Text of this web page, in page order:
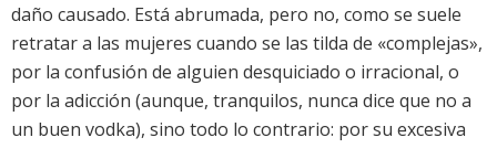
daño causado. Está abrumada, pero no, como se suele
retratar a las mujeres cuando se las tilda de «complejas»,
por la confusión de alguien desquiciado o irracional, o
por la adicción (aunque, tranquilos, nunca dice que no a
un buen vodka), sino todo lo contrario: por su excesiva